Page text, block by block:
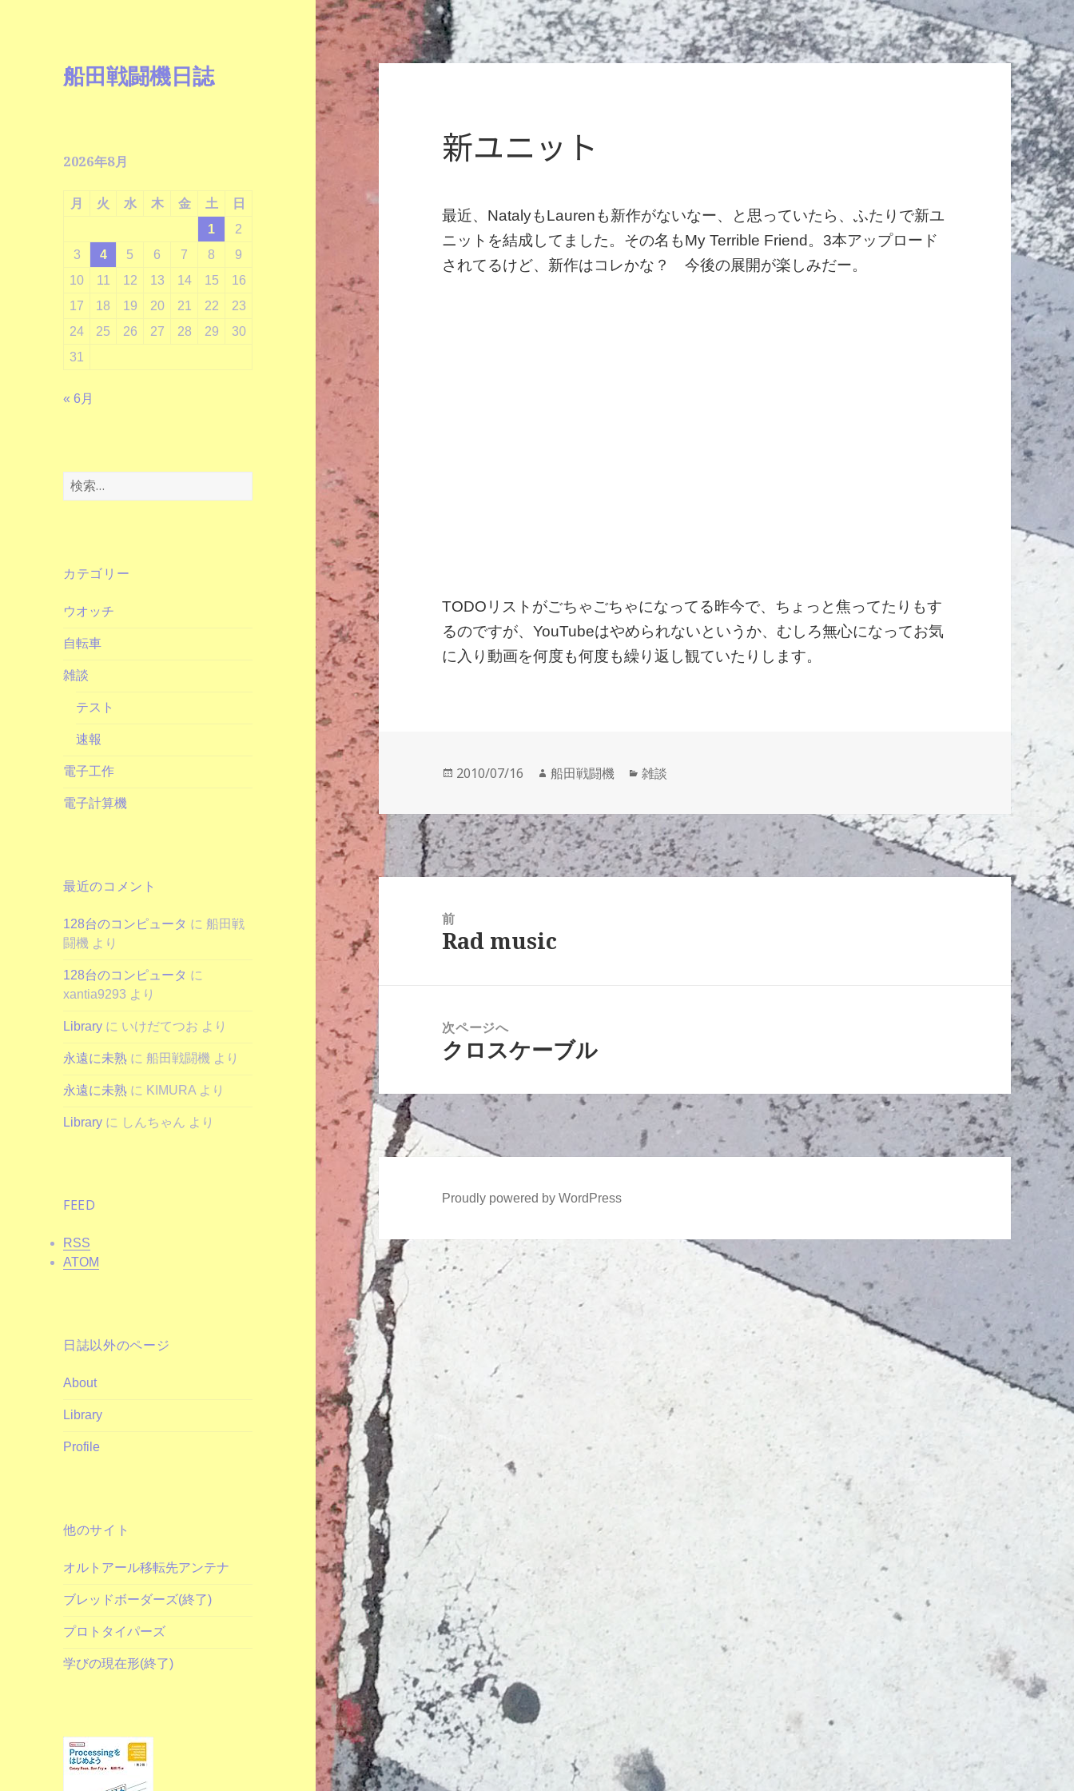
船田戦闘機日誌
2026年8月
月 火 水 木 金 土
日
1
2
3
4 5 6 7 8
9
10
11 12 13 14 15
16
17
18 19 20 21 22
23
24
25 26 27 28 29
30
31
« 6月
検
索:
カテゴリー
ウオッチ
自転車
雑談
テスト
速報
電子工作
電子計算機
最近のコメント
128台のコンピュータ に船田戦
闘機 より
128台のコンピュータ に
xantia9293 より
Library に いけだてつお より
永遠に未熟 に船田戦闘機 より
永遠に未熟 に KIMURA より
Library に しんちゃん より
FEED
RSS
ATOM
日誌以外のページ
About
Library
Profile
他のサイト
オルトアール移転先アンテナ
ブレッドボーダーズ(終了)
プロトタイパーズ
学びの現在形(終了)
新ユニット
最近、NatalyもLaurenも新作がないなー、と思っていたら、ふたりで新ユ
ニットを結成してました。その名もMy Terrible Friend。3本アップロード
されてるけど、新作はコレかな？ 今後の展開が楽しみだー。
TODOリストがごちゃごちゃになってる昨今で、ちょっと焦ってたりもす
るのですが、YouTubeはやめられないというか、むしろ無心になってお気
に入り動画を何度も何度も繰り返し観ていたりします。
投
日:
2010/07/16
作
者
船田戦闘機
カ
ゴ
リ
ー
雑談
稿
ナ
ゲ
前
前
Rad music
次ページへ
次
投
クロスケーブル
Proudly powered by WordPress